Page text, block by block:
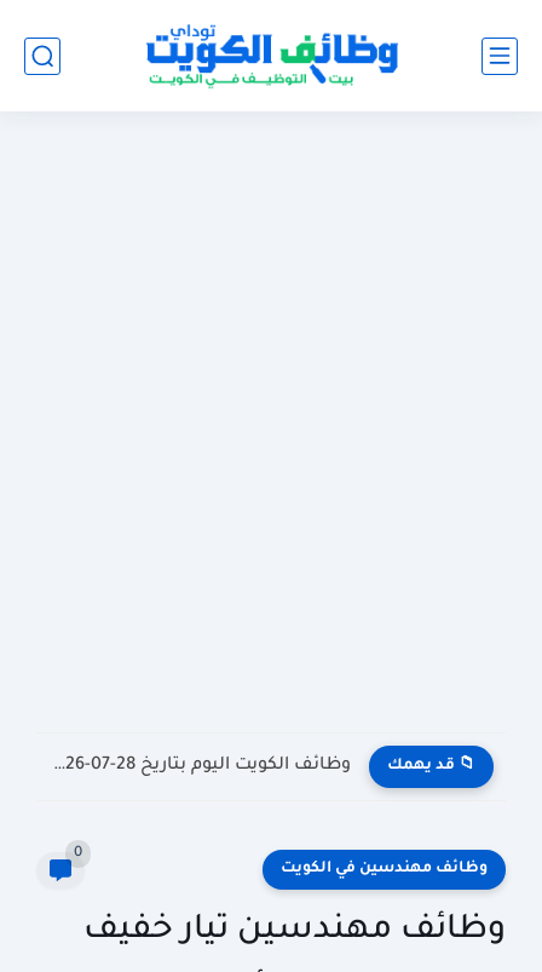
📁 قد يهمك وظائف الكويت اليوم بتاريخ 28-07-2026 للأجانب والمواطنين في مختلف التخصصات
وظائف مهندسين في الكويت
0
وظائف مهندسين تيار خفيف